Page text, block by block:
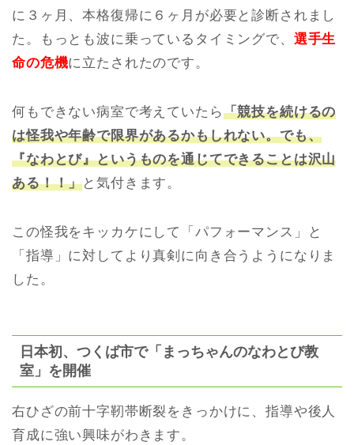
に３ヶ月、本格復帰に６ヶ月が必要と診断されまし
た。もっとも波に乗っているタイミングで、 選手生
命の危機に立たされたのです。
何もできない病室で考えていたら「競技を続けるの
は怪我や年齢で限界があるかもしれない。でも、
『なわとび』というものを通じてできることは沢山
ある！！」と気付きます。
この怪我をキッカケにして「パフォーマンス」と
「指導」に対してより真剣に向き合うようになりま
した。
日本初、つくば市で「まっちゃんのなわとび教
室」を開催
右ひざの前十字靭帯断裂をきっかけに、指導や後人
育成に強い興味がわきます。